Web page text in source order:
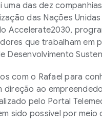
uma das dez
das Nações
Accelerate2030,
que trabalham em
Desenvolvimento
com o Rafael para
direção ao
pelo Portal
sido possível por meio